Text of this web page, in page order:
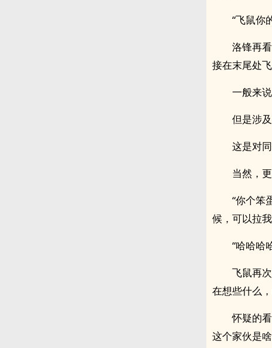
“飞鼠你
洛锋再
接在末尾处
一般来
但是涉
这是对
当然，
“你个笨
候，可以拉
“哈哈哈
飞鼠再
在想些什么
怀疑的
这个家伙是啥